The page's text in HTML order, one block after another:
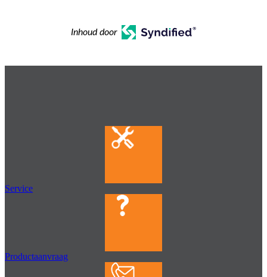
Inhoud door
Service
Productaanvraag